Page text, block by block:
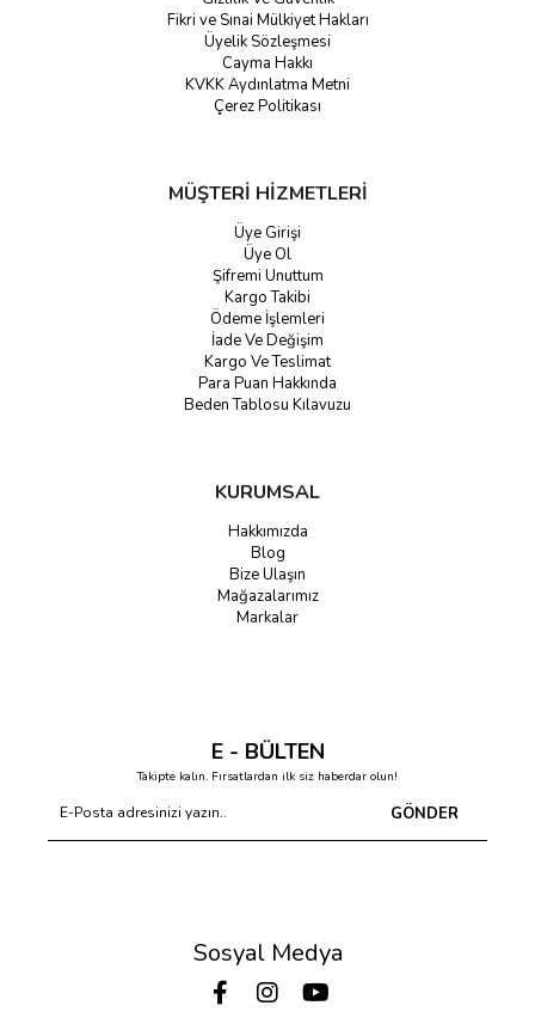
Fikri ve Sınai Mülkiyet Hakları
Üyelik Sözleşmesi
Cayma Hakkı
KVKK Aydınlatma Metni
Çerez Politikası
MÜŞTERİ HİZMETLERİ
Üye Girişi
Üye Ol
Şifremi Unuttum
Kargo Takibi
Ödeme İşlemleri
İade Ve Değişim
Kargo Ve Teslimat
Para Puan Hakkında
Beden Tablosu Kılavuzu
KURUMSAL
Hakkımızda
Blog
Bize Ulaşın
Mağazalarımız
Markalar
E - BÜLTEN
Takipte kalın. Fırsatlardan ilk siz haberdar olun!
GÖNDER
Sosyal Medya